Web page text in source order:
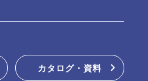
カタログ・資料